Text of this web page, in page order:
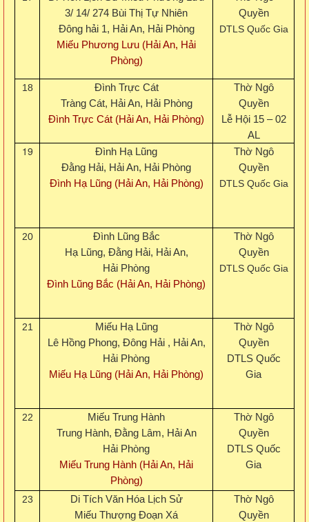
3/ 14/ 274 Bùi Thị Tự Nhiên
Đông hải 1, Hải An, Hải Phòng
Miếu Phương Lưu (Hải An, Hải
Phòng)
Quyền
DTLS Quốc Gia
18
Đình Trực Cát
Tràng Cát, Hải An, Hải Phòng
Đình Trực Cát (Hải An, Hải Phòng)
Thờ Ngô
Quyền
Lễ Hội 15 – 02
AL
19
Đình Hạ Lũng
Đằng Hải, Hải An, Hải Phòng
Đình Hạ Lũng (Hải An, Hải Phòng)
Thờ Ngô
Quyền
DTLS Quốc Gia
20
Đình Lũng Bắc
Hạ Lũng, Đằng Hải, Hải An,
Hải Phòng
Đình Lũng Bắc (Hải An, Hải Phòng)
Thờ Ngô
Quyền
DTLS Quốc Gia
21
Miếu Hạ Lũng
Lê Hồng Phong, Đông Hải , Hải An,
Hải Phòng
Miếu Hạ Lũng (Hải An, Hải Phòng)
Thờ Ngô
Quyền
DTLS Quốc
Gia
22
Miếu Trung Hành
Trung Hành, Đằng Lâm, Hải An
Hải Phòng
Miếu Trung Hành (Hải An, Hải
Phòng)
Thờ Ngô
Quyền
DTLS Quốc
Gia
23
Di Tích Văn Hóa Lịch Sử
Miếu Thượng Đoạn Xá
Thờ Ngô
Quyền